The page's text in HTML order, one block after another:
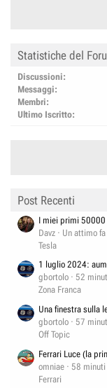
Statistiche del
Discussioni
Messaggi
Membri
Ultimo Iscritto
Post Recenti
I miei primi 50000
Davz
Un attimo fa
Tesla
1 luglio 2024:
gbortolo
52
Zona Franca
Una finestra sulla
gbortolo
57
Off Topic
Ferrari Luce (la
omniae
58 minuti
Ferrari